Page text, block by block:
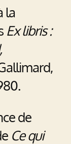
la
Ex libris :
de
Ce qui